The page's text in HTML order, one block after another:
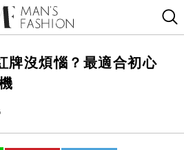
牌沒煩惱？最適合初心